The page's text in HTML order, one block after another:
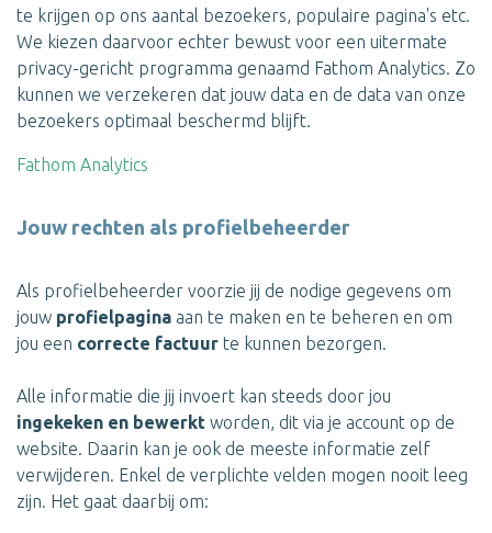
te krijgen op ons aantal bezoekers, populaire pagina's etc.
We kiezen daarvoor echter bewust voor een uitermate
privacy-gericht programma genaamd Fathom Analytics. Zo
kunnen we verzekeren dat jouw data en de data van onze
bezoekers optimaal beschermd blijft.
Fathom Analytics
Jouw rechten als profielbeheerder
Als profielbeheerder voorzie jij de nodige gegevens om
jouw profielpagina aan te maken en te beheren en om
jou een correcte factuur te kunnen bezorgen.
Alle informatie die jij invoert kan steeds door jou
ingekeken en bewerkt worden, dit via je account op de
website. Daarin kan je ook de meeste informatie zelf
verwijderen. Enkel de verplichte velden mogen nooit leeg
zijn. Het gaat daarbij om: